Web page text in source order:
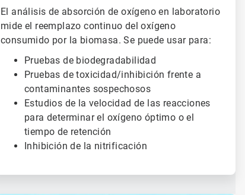
El análisis de absorción de oxígeno en laboratorio
mide el reemplazo continuo del oxígeno
consumido por la biomasa. Se puede usar para:
Pruebas de biodegradabilidad
Pruebas de toxicidad/inhibición frente a
contaminantes sospechosos
Estudios de la velocidad de las reacciones
para determinar el oxígeno óptimo o el
tiempo de retención
Inhibición de la nitrificación